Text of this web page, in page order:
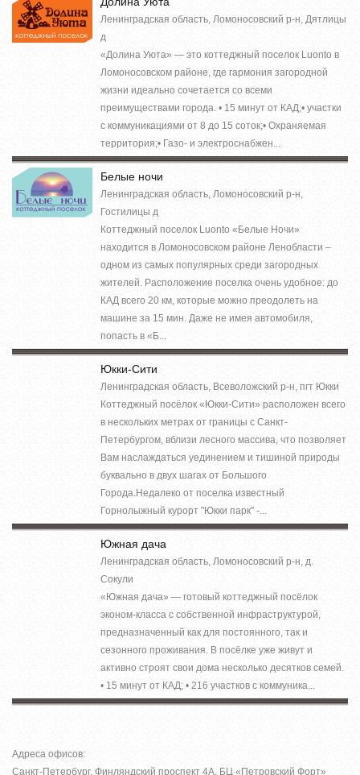
Ленинградская область, Ломоносовский р-н, Дятлицы
д
«Долина Уюта» — это коттеджный поселок Luonto в
Ломоносовском районе, где гармония загородной
жизни идеально сочетается со всеми
преимуществами города. • 15 минут от КАД;• участки
с коммуникациями от 8 до 15 соток;• Охраняемая
территория;• Газо- и электроснабжен...
Белые ночи
Ленинградская область, Ломоносовский р-н,
Гостилицы д
Коттеджный поселок Luonto «Белые Ночи»
находится в Ломоносовском районе Ленобласти –
одном из самых популярных среди загородных
жителей. Расположение поселка очень удобное: до
КАД всего 20 км, которые можно преодолеть на
машине за 15 мин. Даже не имея автомобиля,
попасть в «Б...
Юкки-Сити
Ленинградская область, Всеволожский р-н, пгт Юкки
Коттеджный посёлок «Юкки-Сити» расположен всего
в нескольких метрах от границы с Санкт-
Петербургом, вблизи лесного массива, что позволяет
Вам наслаждаться уединением и тишиной природы
буквально в двух шагах от Большого
Города.Недалеко от поселка известный
Горнолыжный курорт "Юкки парк" -...
Южная дача
Ленинградская область, Ломоносовский р-н, д.
Сокули
«Южная дача» — готовый коттеджный посёлок
эконом-класса с собственной инфраструктурой,
предназначенный как для постоянного, так и
сезонного проживания. В посёлке уже живут и
активно строят свои дома несколько десятков семей.
• 15 минут от КАД; • 216 участков с коммуника...
Адреса офисов:
Санкт-Петербург, Финляндский проспект 4А. БЦ «Петровский Форт»